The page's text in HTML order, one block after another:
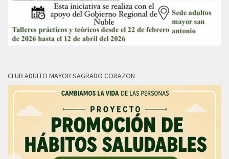
CLUB ADULTO MAYOR SAGRADO CORAZON